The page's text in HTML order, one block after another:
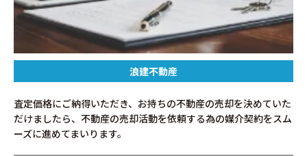
浪建不動産
査定価格にご納得いただき、お持ちの不動産の売却を決めていた
だけましたら、不動産の売却活動を依頼する為の媒介契約をスム
ーズに進めてまいります。